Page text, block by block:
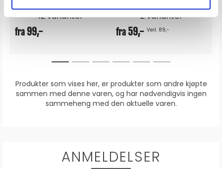
12 varianter
fra 99,-
2 varianter
fra 59,- Veil. 89,-
Produkter som vises her, er produkter som andre kjøpte
sammen med denne varen, og har nødvendigvis ingen
sammeheng med den aktuelle varen.
ANMELDELSER